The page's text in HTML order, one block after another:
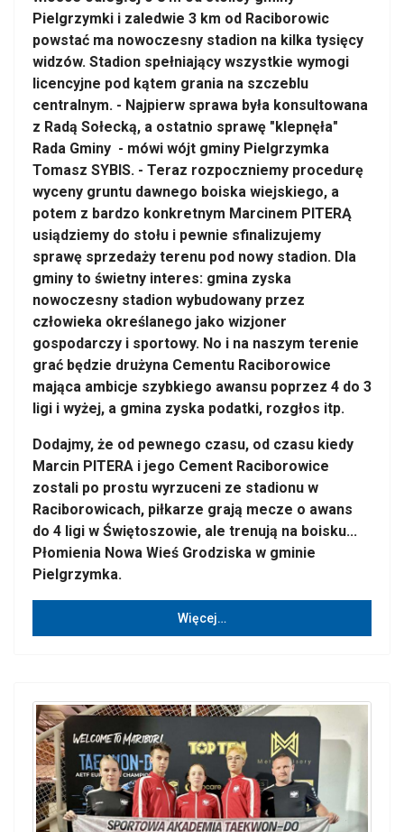
Pielgrzymki i zaledwie 3 km od Raciborowic
powstać ma nowoczesny stadion na kilka tysięcy
widzów. Stadion spełniający wszystkie wymogi
licencyjne pod kątem grania na szczeblu
centralnym. - Najpierw sprawa była konsultowana
z Radą Sołecką, a ostatnio sprawę "klepnęła"
Rada Gminy - mówi wójt gminy Pielgrzymka
Tomasz SYBIS. - Teraz rozpoczniemy procedurę
wyceny gruntu dawnego boiska wiejskiego, a
potem z bardzo konkretnym Marcinem PITERĄ
usiądziemy do stołu i pewnie sfinalizujemy
sprawę sprzedaży terenu pod nowy stadion. Dla
gminy to świetny interes: gmina zyska
nowoczesny stadion wybudowany przez
człowieka określanego jako wizjoner
gospodarczy i sportowy. No i na naszym terenie
grać będzie drużyna Cementu Raciborowice
mająca ambicje szybkiego awansu poprzez 4 do 3
ligi i wyżej, a gmina zyska podatki, rozgłos itp.
Dodajmy, że od pewnego czasu, od czasu kiedy
Marcin PITERA i jego Cement Raciborowice
zostali po prostu wyrzuceni ze stadionu w
Raciborowicach, piłkarze grają mecze o awans
do 4 ligi w Świętoszowie, ale trenują na boisku...
Płomienia Nowa Wieś Grodziska w gminie
Pielgrzymka.
Więcej…